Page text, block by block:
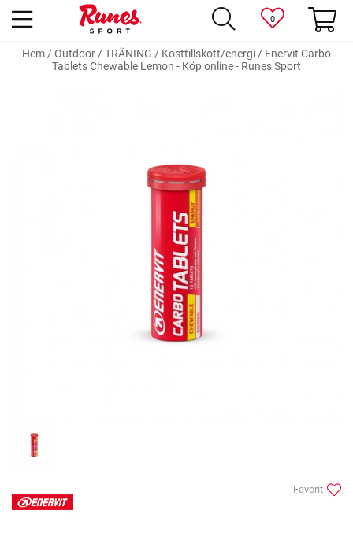
0
Hem/Outdoor/TRÄNING / Kosttillskott/energi/ Enervit Carbo
Tablets Chewable Lemon - Köp online - Runes Sport
Favorit